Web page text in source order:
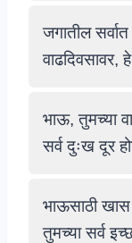
जगातील
वाढदिवसावर,
भाऊ, तुमच्या
सर्व दुःख दूर
भाऊसाठी खास
तुमच्या सर्व